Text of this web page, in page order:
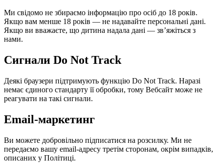
Ми свідомо не збираємо інформацію про осіб до 18 років.
Якщо вам менше 18 років — не надавайте персональні дані.
Якщо ви вважаєте, що дитина надала дані — зв’яжіться з
нами.
Сигнали Do Not Track
Деякі браузери підтримують функцію Do Not Track. Наразі
немає єдиного стандарту її обробки, тому Вебсайт може не
реагувати на такі сигнали.
Email-маркетинг
Ви можете добровільно підписатися на розсилку. Ми не
передаємо вашу email-адресу третім сторонам, окрім випадків,
описаних у Політиці.